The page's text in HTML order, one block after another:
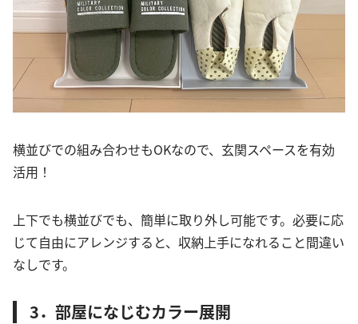
横並びでの組み合わせもOKなので、玄関スペースを有効
活用！
上下でも横並びでも、簡単に取り外し可能です。必要に応
じて自由にアレンジすると、収納上手になれること間違い
なしです。
3．部屋になじむカラー展開